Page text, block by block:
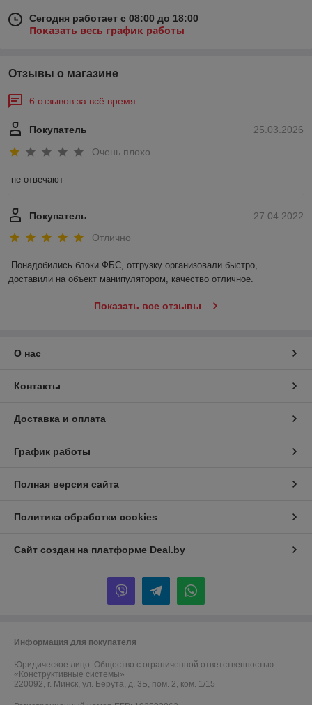
Сегодня работает с 08:00 до 18:00
Показать весь график работы
Отзывы о магазине
6 отзывов за всё время
25.03.2026
Покупатель
Очень плохо
не отвечают
27.04.2022
Покупатель
Отлично
Понадобились блоки ФБС, отгрузку организовали быстро,
доставили на объект манипулятором, качество отличное.
Показать все отзывы
О нас
Контакты
Доставка и оплата
График работы
Полная версия сайта
Политика обработки cookies
Сайт создан на платформе Deal.by
Информация для покупателя
Юридическое лицо: Общество с ограниченной ответственностью
«Конструктивные системы»
220092, г. Минск, ул. Берута, д. 3Б, пом. 2, ком. 1/15